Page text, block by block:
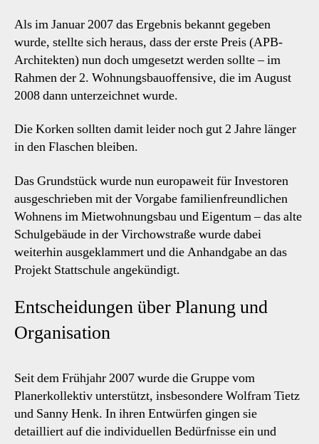
Als im Januar 2007 das Ergebnis bekannt gegeben
wurde, stellte sich heraus, dass der erste Preis (APB-
Architekten) nun doch umgesetzt werden sollte – im
Rahmen der 2. Wohnungsbauoffensive, die im August
2008 dann unterzeichnet wurde.
Die Korken sollten damit leider noch gut 2 Jahre länger
in den Flaschen bleiben.
Das Grundstück wurde nun europaweit für Investoren
ausgeschrieben mit der Vorgabe familienfreundlichen
Wohnens im Mietwohnungsbau und Eigentum – das alte
Schulgebäude in der Virchowstraße wurde dabei
weiterhin ausgeklammert und die Anhandgabe an das
Projekt Stattschule angekündigt.
Entscheidungen über Planung und
Organisation
Seit dem Frühjahr 2007 wurde die Gruppe vom
Planerkollektiv unterstützt, insbesondere Wolfram Tietz
und Sanny Henk. In ihren Entwürfen gingen sie
detailliert auf die individuellen Bedürfnisse ein und